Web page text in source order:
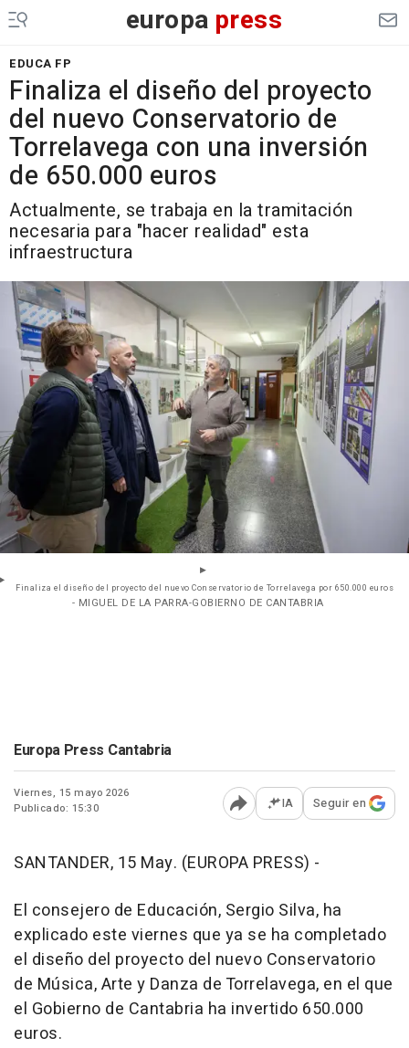
europa press
EDUCA FP
Finaliza el diseño del proyecto
del nuevo Conservatorio de
Torrelavega con una inversión
de 650.000 euros
Actualmente, se trabaja en la tramitación
necesaria para "hacer realidad" esta
infraestructura
Finaliza el diseño del proyecto del nuevo Conservatorio de Torrelavega por 650.000 euros
- MIGUEL DE LA PARRA-GOBIERNO DE CANTABRIA
Europa Press Cantabria
Viernes, 15 mayo 2026
Publicado: 15:30
Abrir opciones para
IA Seguir en
SANTANDER, 15 May. (EUROPA PRESS) -
El consejero de Educación, Sergio Silva, ha
explicado este viernes que ya se ha completado
el diseño del proyecto del nuevo Conservatorio
de Música, Arte y Danza de Torrelavega, en el que
el Gobierno de Cantabria ha invertido 650.000
euros.